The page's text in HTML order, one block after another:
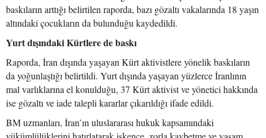
baskıların arttığı belirtilen raporda, bazı gözaltı vakalarında 18 yaşın
altındaki çocukların da bulunduğu kaydedildi.
Yurt dışındaki Kürtlere de baskı
Raporda, İran dışında yaşayan Kürt aktivistlere yönelik baskıların
da yoğunlaştığı belirtildi. Yurt dışında yaşayan yüzlerce İranlının
mal varlıklarına el konulduğu, 37 Kürt aktivist ve yönetici hakkında
ise gözaltı ve iade talepli kararlar çıkarıldığı ifade edildi.
BM uzmanları, İran’ın uluslararası hukuk kapsamındaki